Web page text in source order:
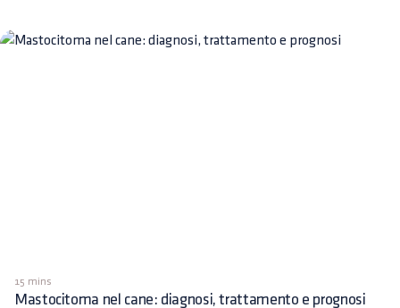
15 mins
Mastocitoma nel cane: diagnosi, trattamento e prognosi